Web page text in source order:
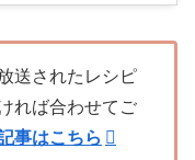
送されたレシピ
れば合わせてご
事はこちら